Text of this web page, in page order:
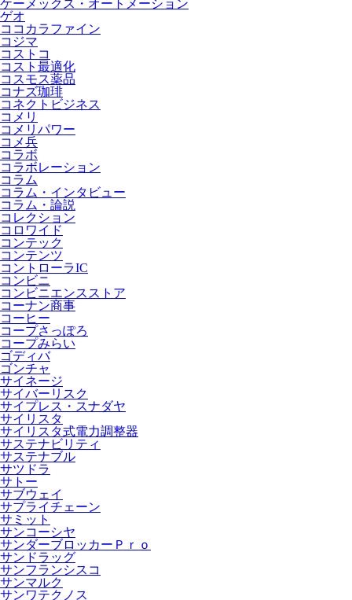
ケーメックス・オートメーション
ゲオ
ココカラファイン
コジマ
コストコ
コスト最適化
コスモス薬品
コナズ珈琲
コネクトビジネス
コメリ
コメリパワー
コメ兵
コラボ
コラボレーション
コラム
コラム・インタビュー
コラム・論説
コレクション
コロワイド
コンテック
コンテンツ
コントローラIC
コンビニ
コンビニエンスストア
コーナン商事
コーヒー
コープさっぽろ
コープみらい
ゴディバ
ゴンチャ
サイネージ
サイバーリスク
サイプレス・スナダヤ
サイリスタ
サイリスタ式電力調整器
サステナビリティ
サステナブル
サツドラ
サトー
サブウェイ
サプライチェーン
サミット
サンコーシヤ
サンダーブロッカーＰｒｏ
サンドラッグ
サンフランシスコ
サンマルク
サンワテクノス